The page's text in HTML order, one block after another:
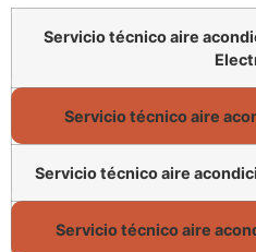
Servicio técnico aire
Servicio técnico aire
Servicio técnico aire
Servicio técnico aire